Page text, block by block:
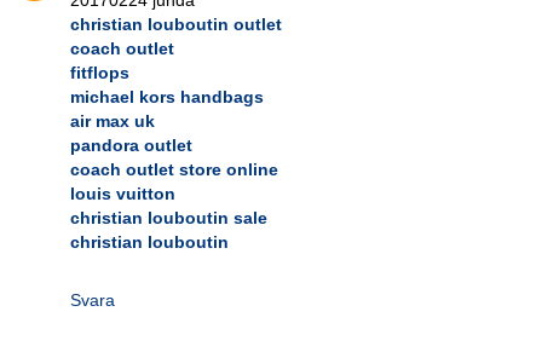
christian louboutin outlet
coach outlet
fitflops
michael kors handbags
air max uk
pandora outlet
coach outlet store online
louis vuitton
christian louboutin sale
christian louboutin
Svara